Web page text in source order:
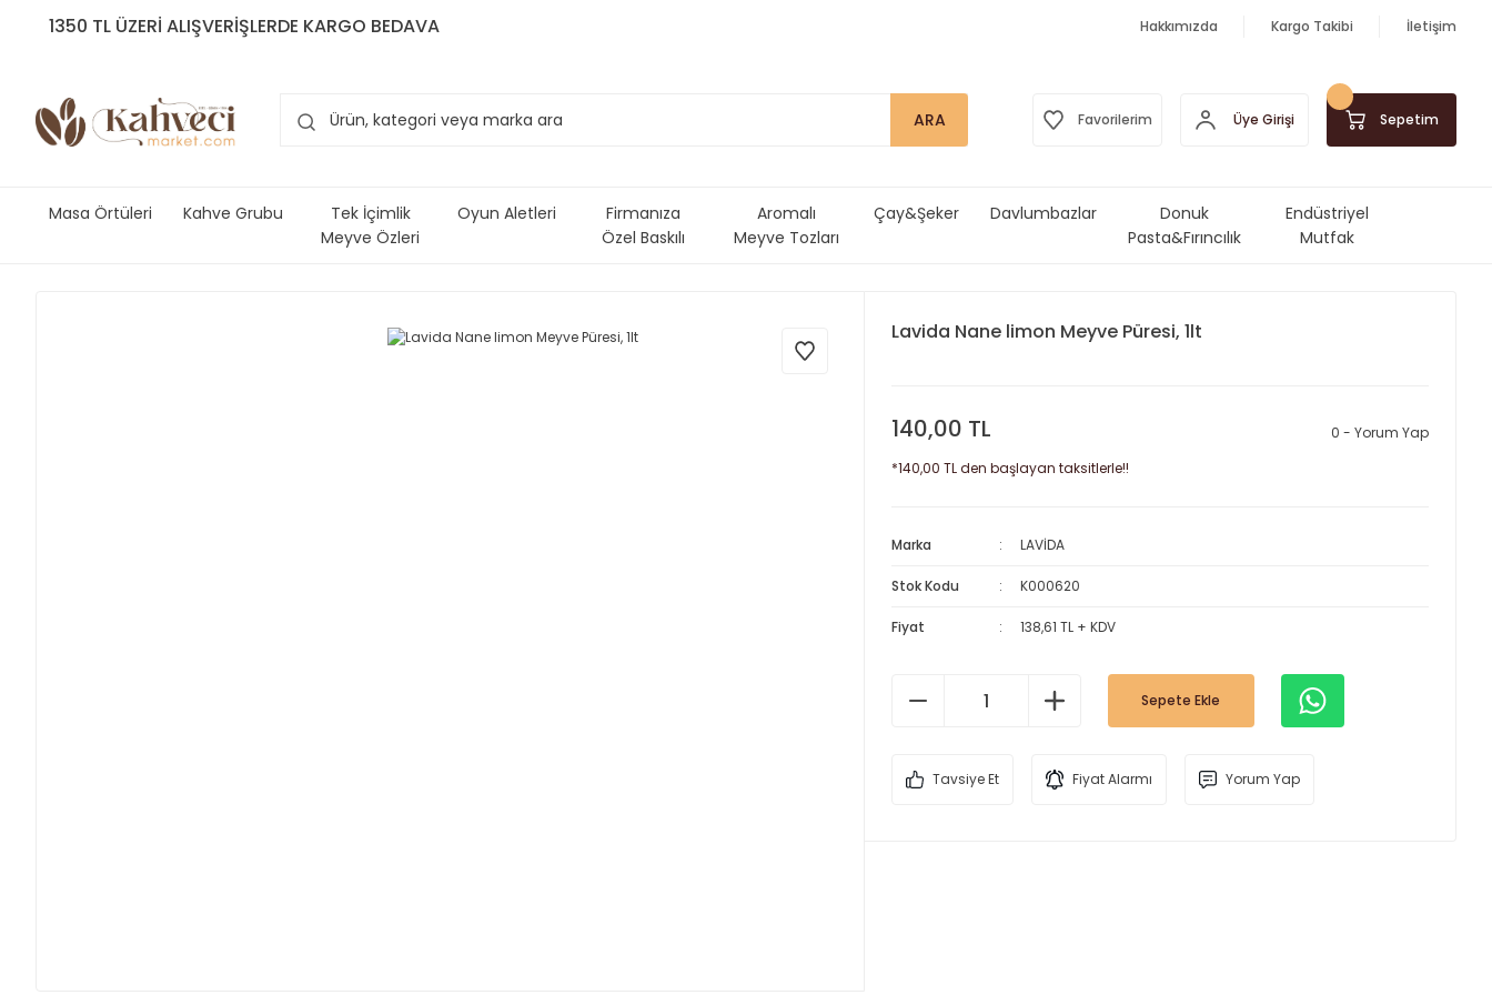
1350 TL ÜZERİ ALIŞVERİŞLERDE KARGO BEDAVA Hakkımızda Kargo Takibi İletişim
ARA Favorilerim Üye Girişi Sepetim
Masa Örtüleri Kahve Grubu
Tek İçimlik
Meyve Özleri
Oyun Aletleri
Firmanıza
Özel Baskılı
Aromalı
Meyve Tozları
Çay&Şeker Davlumbazlar
Donuk
Pasta&Fırıncılık
Endüstriyel
Mutfak
Lavida Nane limon Meyve Püresi, 1lt
140,00 TL
0 - Yorum Yap
*140,00 TL den başlayan taksitlerle!!
Marka LAVİDA
Stok Kodu K000620
Fiyat 138,61 TL + KDV
Sepete Ekle
Tavsiye Et Fiyat Alarmı Yorum Yap